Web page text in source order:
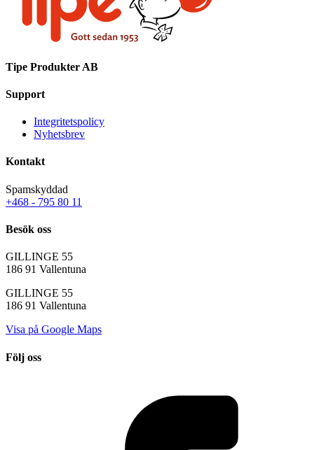
Tipe Produkter AB
Support
Integritetspolicy
Nyhetsbrev
Kontakt
Spamskyddad
+468 - 795 80 11
Besök oss
GILLINGE 55
186 91 Vallentuna
GILLINGE 55
186 91 Vallentuna
Visa på Google Maps
Följ oss